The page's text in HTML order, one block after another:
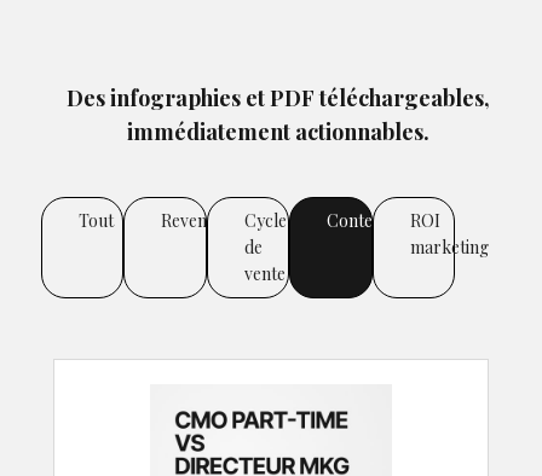
Des infographies et PDF téléchargeables,
immédiatement actionnables.
Tout Revenus
Cycle
de
vente
Contenus
ROI
marketing